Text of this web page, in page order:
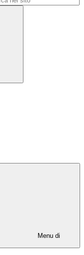
Menu di